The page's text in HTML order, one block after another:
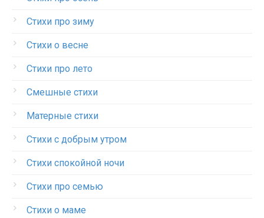
Стихи про зиму
Стихи о весне
Стихи про лето
Смешные стихи
Матерные стихи
Стихи с добрым утром
Стихи спокойной ночи
Стихи про семью
Стихи о маме